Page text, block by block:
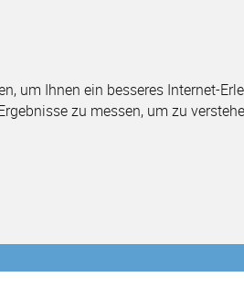
um Ihnen ein besseres Internet-
zu messen, um zu